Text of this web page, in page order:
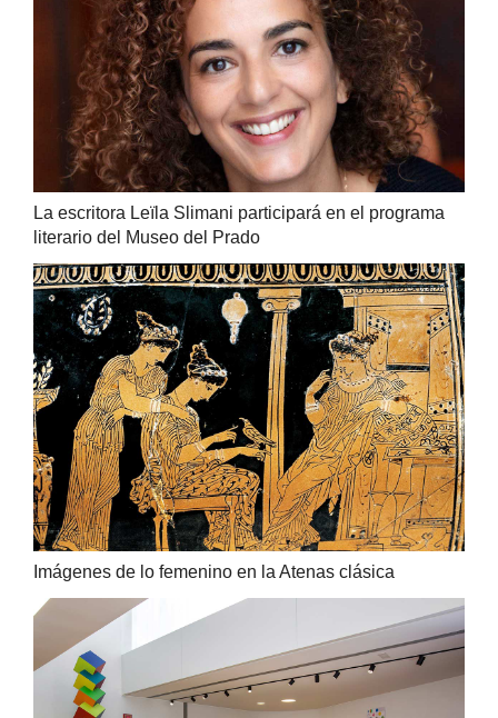
La escritora Leïla Slimani participará en el programa
literario del Museo del Prado
Imágenes de lo femenino en la Atenas clásica